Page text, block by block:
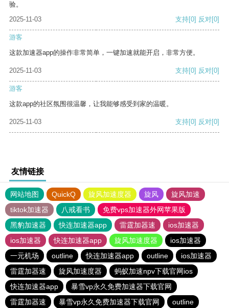
验。
2025-11-03
支持[0] 反对[0]
游客
这款加速器app的操作非常简单，一键加速就能开启，非常方便。
2025-11-03 支持[0] 反对[0]
游客
这款app的社区氛围很温馨，让我能够感受到家的温暖。
2025-11-03 支持[0] 反对[0]
友情链接
网站地图 QuickQ 旋风加速度器 旋风
旋风加速
tiktok加速器
八戒看书
免费vps加速器外网苹果版
黑豹加速器
快连加速器app 雷霆加器速
ios加速器
ios加速器
快连加速器app 旋风加速度器
ios加速器
一元机场
outline 快连加速器app outline
ios加速器
雷霆加器速
旋风加速度器
蚂蚁加速npv下载官网ios
快连加速器app
暴雪vp永久免费加速器下载官网
雷霆加器速
暴雪vp永久免费加速器下载官网 outline